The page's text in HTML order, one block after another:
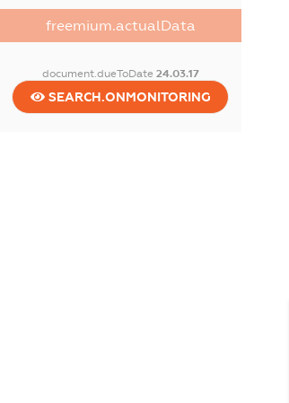
freemium.actualData
document.dueToDate 24.03.17
SEARCH.ONMONITORING